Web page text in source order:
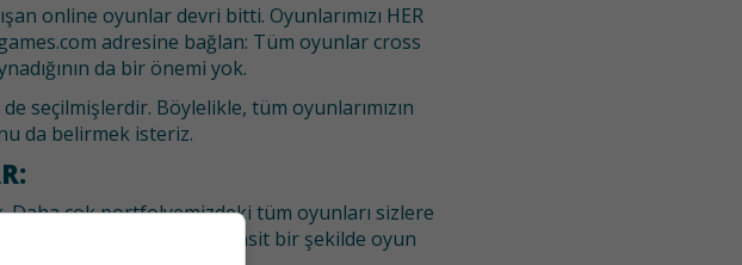
online oyunlar devri bitti. Oyunlarımızı HER
adresine bağlan: Tüm oyunlar cross
da bir önemi yok.
seçilmişlerdir. Böylelikle, tüm oyunlarımızın
da belirmek isteriz.
Daha çok portfolyemizdeki tüm oyunları sizlere
aynen bulunmaktadır. Basit bir şekilde oyun